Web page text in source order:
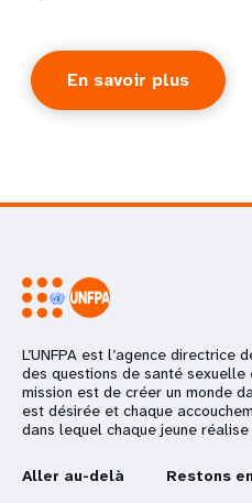
En savoir plus
L’UNFPA est l’agence directrice
des questions de santé
mission est de créer un monde
est désirée et chaque
dans lequel chaque jeune
Aller au-delà Restons